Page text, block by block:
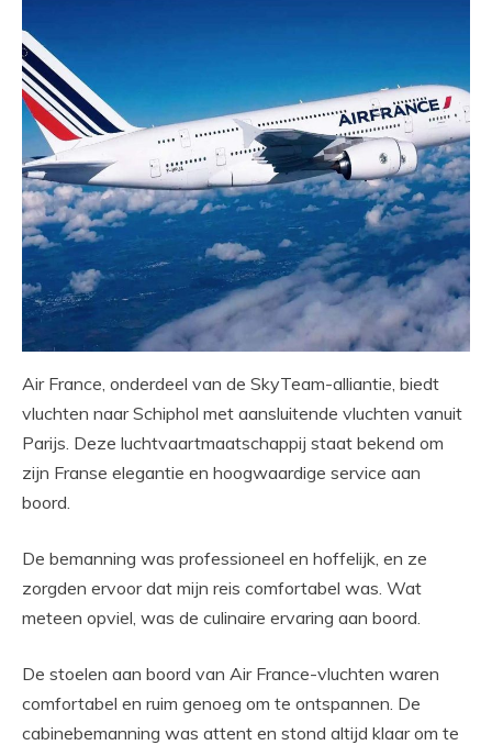
Air France, onderdeel van de SkyTeam-alliantie, biedt
vluchten naar Schiphol met aansluitende vluchten vanuit
Parijs. Deze luchtvaartmaatschappij staat bekend om
zijn Franse elegantie en hoogwaardige service aan
boord.
De bemanning was professioneel en hoffelijk, en ze
zorgden ervoor dat mijn reis comfortabel was. Wat
meteen opviel, was de culinaire ervaring aan boord.
De stoelen aan boord van Air France-vluchten waren
comfortabel en ruim genoeg om te ontspannen. De
cabinebemanning was attent en stond altijd klaar om te